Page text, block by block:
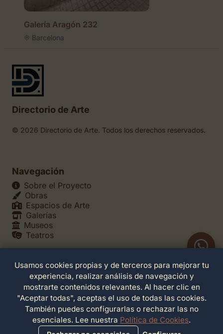
Galería Aragón 232
Barcelona
Directorio de Arte
© 2026 Directorio de Arte. Todos los derechos reservados.
Navegación
Sobre el Proyecto
Obras
Espacios de Arte
Galerías
Museos
Teatros
Legales
Política de Privacidad
Política de Cookies
Configuración de Cookies
Términos de Servicio
Contacto
Usamos cookies propias y de terceros para mejorar tu
experiencia, realizar análisis de navegación y
mostrarte contenidos relevantes. Al hacer clic en
"Aceptar todas", aceptas el uso de todas las cookies.
También puedes configurarlas o rechazar las no
esenciales. Lee nuestra Política de Cookies.